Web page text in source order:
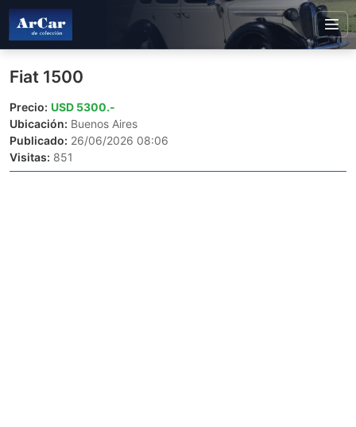
Fiat 1500
Precio: USD 5300.-
Ubicación: Buenos Aires
Publicado: 26/06/2026 08:06
Visitas: 851